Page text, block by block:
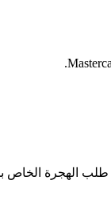
الخاص بك.